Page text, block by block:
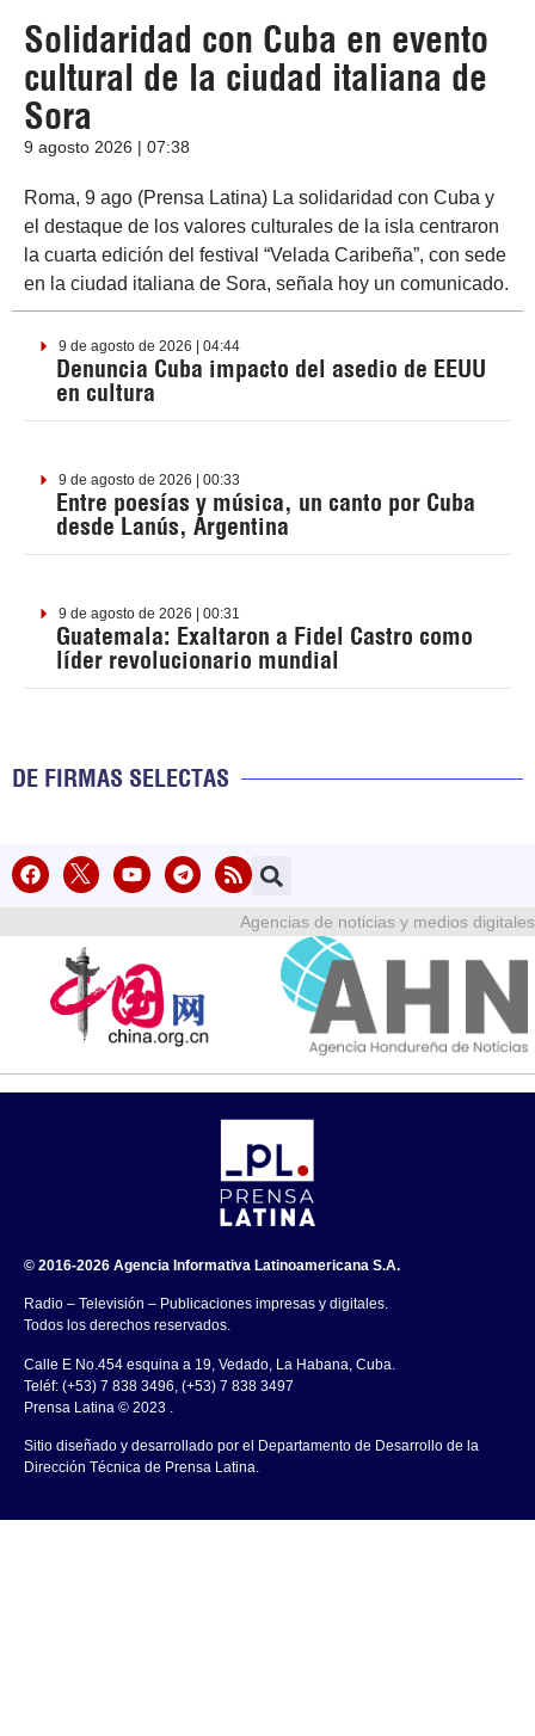
Solidaridad con Cuba en evento
cultural de la ciudad italiana de
Sora
9 agosto 2026 | 07:38
Roma, 9 ago (Prensa Latina) La solidaridad con Cuba y
el destaque de los valores culturales de la isla centraron
la cuarta edición del festival “Velada Caribeña”, con sede
en la ciudad italiana de Sora, señala hoy un comunicado.
9 de agosto de 2026 | 04:44
Denuncia Cuba impacto del asedio de EEUU
en cultura
9 de agosto de 2026 | 00:33
Entre poesías y música, un canto por Cuba
desde Lanús, Argentina
9 de agosto de 2026 | 00:31
Guatemala: Exaltaron a Fidel Castro como
líder revolucionario mundial
DE FIRMAS SELECTAS
Agencias de noticias y medios digitales
© 2016-2026 Agencia Informativa Latinoamericana S.A.
Radio – Televisión – Publicaciones impresas y digitales.
Todos los derechos reservados.
Calle E No.454 esquina a 19, Vedado, La Habana, Cuba.
Teléf: (+53) 7 838 3496, (+53) 7 838 3497
Prensa Latina © 2023 .
Sitio diseñado y desarrollado por el Departamento de Desarrollo de la
Dirección Técnica de Prensa Latina.